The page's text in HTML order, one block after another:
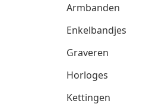
Armbanden
Enkelbandjes
Graveren
Horloges
Kettingen